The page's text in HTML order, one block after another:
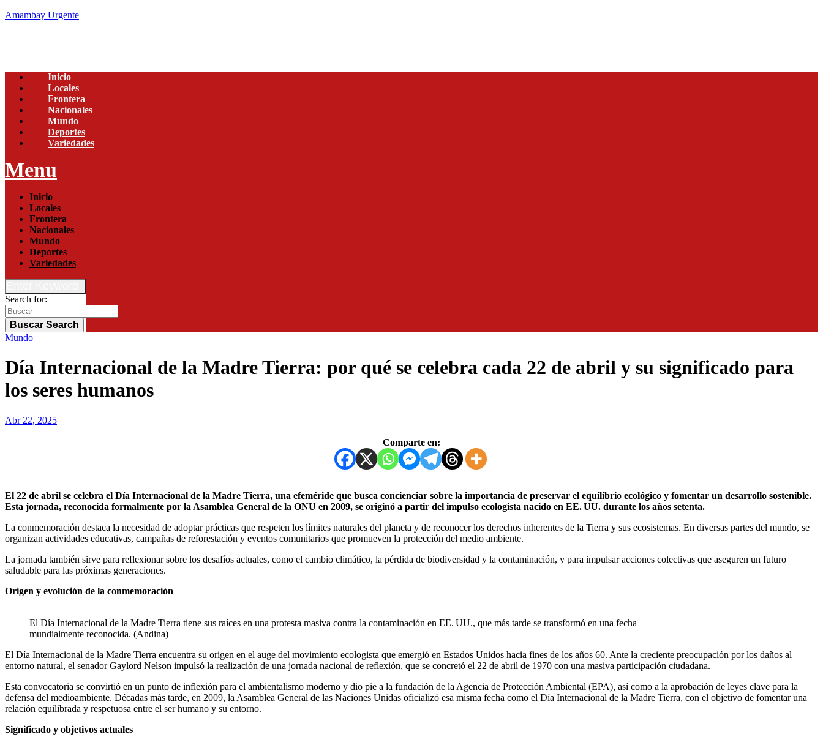
Amambay Urgente
Inicio
Locales
Frontera
Nacionales
Mundo
Deportes
Variedades
Menu
Inicio
Locales
Frontera
Nacionales
Mundo
Deportes
Variedades
Search for:
Buscar Search
Mundo
Día Internacional de la Madre Tierra: por qué se celebra cada 22 de abril y su significado para
los seres humanos
Abr 22, 2025
Comparte en:
El 22 de abril se celebra el Día Internacional de la Madre Tierra, una efeméride que busca concienciar sobre la importancia de preservar el equilibrio ecológico y fomentar un desarrollo sostenible.
Esta jornada, reconocida formalmente por la Asamblea General de la ONU en 2009, se originó a partir del impulso ecologista nacido en EE. UU. durante los años setenta.
La conmemoración destaca la necesidad de adoptar prácticas que respeten los límites naturales del planeta y de reconocer los derechos inherentes de la Tierra y sus ecosistemas. En diversas partes del mundo, se
organizan actividades educativas, campañas de reforestación y eventos comunitarios que promueven la protección del medio ambiente.
La jornada también sirve para reflexionar sobre los desafíos actuales, como el cambio climático, la pérdida de biodiversidad y la contaminación, y para impulsar acciones colectivas que aseguren un futuro
saludable para las próximas generaciones.
Origen y evolución de la conmemoración
El Día Internacional de la Madre Tierra tiene sus raíces en una protesta masiva contra la contaminación en EE. UU., que más tarde se transformó en una fecha
mundialmente reconocida. (Andina)
El Día Internacional de la Madre Tierra encuentra su origen en el auge del movimiento ecologista que emergió en Estados Unidos hacia fines de los años 60. Ante la creciente preocupación por los daños al
entorno natural, el senador Gaylord Nelson impulsó la realización de una jornada nacional de reflexión, que se concretó el 22 de abril de 1970 con una masiva participación ciudadana.
Esta convocatoria se convirtió en un punto de inflexión para el ambientalismo moderno y dio pie a la fundación de la Agencia de Protección Ambiental (EPA), así como a la aprobación de leyes clave para la
defensa del medioambiente. Décadas más tarde, en 2009, la Asamblea General de las Naciones Unidas oficializó esa misma fecha como el Día Internacional de la Madre Tierra, con el objetivo de fomentar una
relación equilibrada y respetuosa entre el ser humano y su entorno.
Significado y objetivos actuales